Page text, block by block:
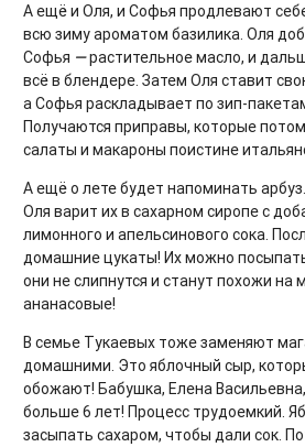
А ещё и Оля, и Софья продлевают
всю зиму ароматом базилика. Оля
Софья —растительное масло, и
всё в блендере. Затем Оля ставит
а Софья раскладывает по зип-
Получаются приправы, которые
салаты и макароны поистине
А ещё о лете будет напоминать
Оля варит их в сахарном сиропе с
лимонного и апельсинового сока.
домашние цукаты! Их можно
они не слипнутся и станут похожи на
ананасовые!
В семье Тукаевых тоже заменяют
домашними. Это яблочный сыр,
обожают! Бабушка, Елена
больше 6 лет! Процесс трудоемкий.
засыпать сахаром, чтобы дали сок.